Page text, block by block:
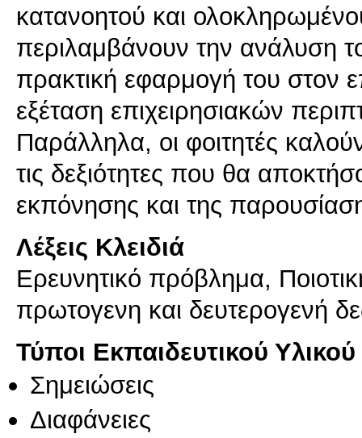
κατανοητού και
περιλαμβάνουν την ανάλυση
πρακτική εφαρμογή του στον
εξέταση επιχειρησιακών
Παράλληλα, οι φοιτητές
τις δεξιότητες που θα
εκπόνησης και της
Λέξεις Κλειδιά
Ερευνητικό πρόβλημα,
πρωτογενη και δευτερογενή
Τύποι Εκπαιδευτικού Υλικού
Σημειώσεις
Διαφάνειες